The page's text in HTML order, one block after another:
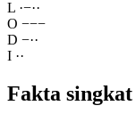
L ·−··
O −−−
D −··
I ··
Fakta singkat